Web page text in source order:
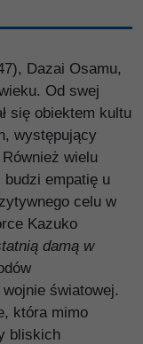
Dazai Osamu,
Od swej
się obiektem kultu
występujący
wielu
budzi empatię u
celu w
Kazuko
damą w
światowej.
która mimo
bliskich